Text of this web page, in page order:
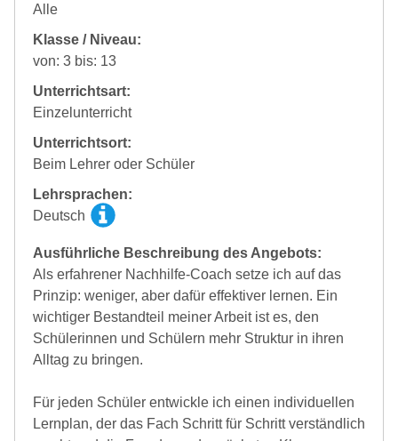
Alle
Klasse / Niveau:
von: 3 bis: 13
Unterrichtsart:
Einzelunterricht
Unterrichtsort:
Beim Lehrer oder Schüler
Lehrsprachen:
Deutsch
Ausführliche Beschreibung des Angebots:
Als erfahrener Nachhilfe-Coach setze ich auf das
Prinzip: weniger, aber dafür effektiver lernen. Ein
wichtiger Bestandteil meiner Arbeit ist es, den
Schülerinnen und Schülern mehr Struktur in ihren
Alltag zu bringen.
Für jeden Schüler entwickle ich einen individuellen
Lernplan, der das Fach Schritt für Schritt verständlich